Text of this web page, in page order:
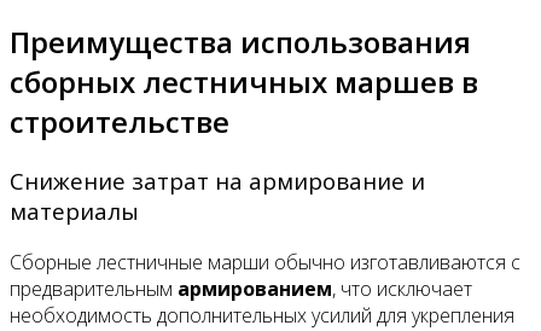
Преимущества использования
сборных лестничных маршев в
строительстве
Снижение затрат на армирование и
материалы
Сборные лестничные марши обычно изготавливаются с
предварительным армированием, что исключает
необходимость дополнительных усилий для укрепления